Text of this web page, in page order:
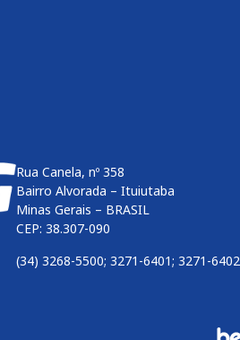
Rua Canela, nº 358
Bairro Alvorada – Ituiutaba
Minas Gerais – BRASIL
CEP: 38.307-090
(34) 3268-5500; 3271-6401; 3271-6402
btn-04